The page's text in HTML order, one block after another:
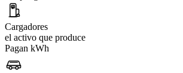
Cargadores
el activo que produce
Pagan kWh